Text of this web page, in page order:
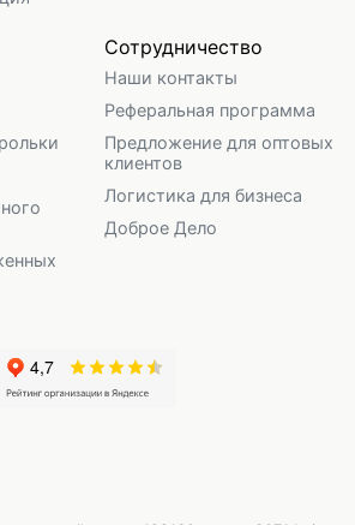
Сотрудничество
Наши контакты
Реферальная программа
Предложение для оптовых
клиентов
Логистика для бизнеса
Доброе Дело